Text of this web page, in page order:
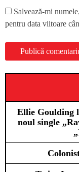
Salvează-mi
pentru data viitoare
Ellie Goulding
noul single